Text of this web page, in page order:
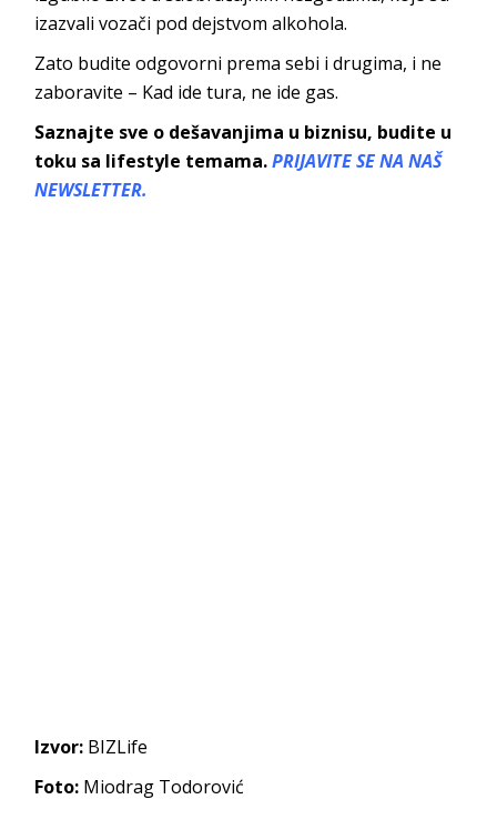
izazvali vozači pod dejstvom alkohola.
Zato budite odgovorni prema sebi i drugima, i ne
zaboravite – Kad ide tura, ne ide gas.
Saznajte sve o dešavanjima u biznisu, budite u
toku sa lifestyle temama.PRIJAVITE SE NA NAŠ
NEWSLETTER.
Izvor: BIZLife
Foto: Miodrag Todorović